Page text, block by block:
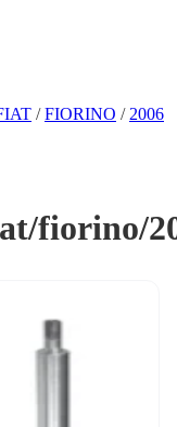
/FIORINO / 2006
fiorino/